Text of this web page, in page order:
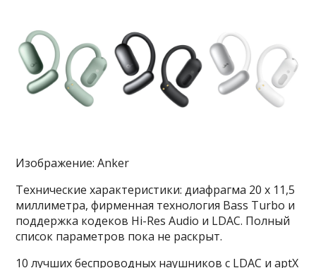
Изображение: Anker
Технические характеристики: диафрагма 20 x 11,5
миллиметра, фирменная технология Bass Turbo и
поддержка кодеков Hi-Res Audio и LDAC. Полный
список параметров пока не раскрыт.
10 лучших беспроводных наушников с LDAC и aptX